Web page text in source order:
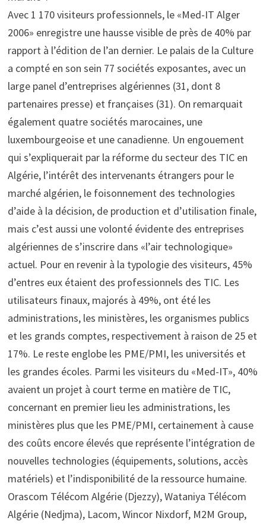
Avec 1 170 visiteurs professionnels, le «Med-IT Alger
2006» enregistre une hausse visible de près de 40% par
rapport à l’édition de l’an dernier. Le palais de la Culture
a compté en son sein 77 sociétés exposantes, avec un
large panel d’entreprises algériennes (31, dont 8
partenaires presse) et françaises (31). On remarquait
également quatre sociétés marocaines, une
luxembourgeoise et une canadienne. Un engouement
qui s’expliquerait par la réforme du secteur des TIC en
Algérie, l’intérêt des intervenants étrangers pour le
marché algérien, le foisonnement des technologies
d’aide à la décision, de production et d’utilisation finale,
mais c’est aussi une volonté évidente des entreprises
algériennes de s’inscrire dans «l’air technologique»
actuel. Pour en revenir à la typologie des visiteurs, 45%
d’entres eux étaient des professionnels des TIC. Les
utilisateurs finaux, majorés à 49%, ont été les
administrations, les ministères, les organismes publics
et les grands comptes, respectivement à raison de 25 et
17%. Le reste englobe les PME/PMI, les universités et
les grandes écoles. Parmi les visiteurs du «Med-IT», 40%
avaient un projet à court terme en matière de TIC,
concernant en premier lieu les administrations, les
ministères plus que les PME/PMI, certainement à cause
des coûts encore élevés que représente l’intégration de
nouvelles technologies (équipements, solutions, accès
matériels) et l’indisponibilité de la ressource humaine.
Orascom Télécom Algérie (Djezzy), Wataniya Télécom
Algérie (Nedjma), Lacom, Wincor Nixdorf, M2M Group,